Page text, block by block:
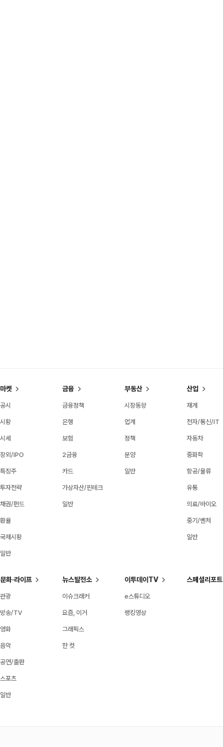
마켓
공시
시황
시세
장외/IPO
특징주
투자전략
채권/펀드
환율
국제시황
일반
금융
금융정책
은행
보험
2금융
카드
가상자산/핀테크
일반
부동산
시장동향
업계
정책
분양
일반
산업
재계
전자/통신/IT
자동차
중화학
항공/물류
유통
의료/바이오
중기/벤처
일반
문화·라이프
관광
방송/TV
영화
음악
공연/출판
스포츠
일반
뉴스발전소
이슈크래커
요즘, 이거
그래픽스
한 컷
이투데이TV
e스튜디오
랭킹영상
스페셜리포트